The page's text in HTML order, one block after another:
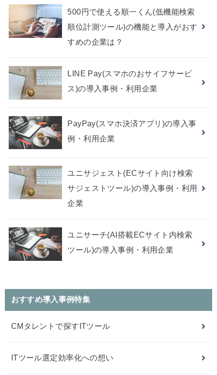
500円で使える順一くん(低機能検索
順位計測ツール)の機能と導入がおす
すめの企業は？
LINE Pay(スマホのおサイフサービ
ス)の導入事例・利用企業
PayPay(スマホ決済アプリ)の導入事
例・利用企業
ユニサジェスト(ECサイト向け検索
サジェストツール)の導入事例・利用
企業
ユニサーチ(AI搭載ECサイト内検索
ツール)の導入事例・利用企業
おすすめ導入事例特集
CMタレントで探すITツール
ITツール選定効率化への想い